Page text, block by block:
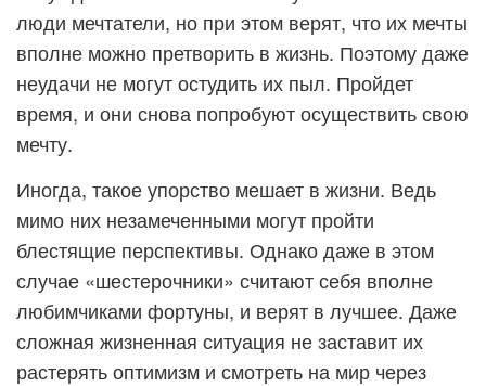
люди мечтатели, но при этом верят, что их мечты
вполне можно претворить в жизнь. Поэтому даже
неудачи не могут остудить их пыл. Пройдет
время, и они снова попробуют осуществить свою
мечту.
Иногда, такое упорство мешает в жизни. Ведь
мимо них незамеченными могут пройти
блестящие перспективы. Однако даже в этом
случае «шестерочники» считают себя вполне
любимчиками фортуны, и верят в лучшее. Даже
сложная жизненная ситуация не заставит их
растерять оптимизм и смотреть на мир через